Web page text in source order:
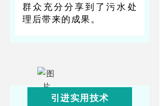
群众充分分享到了污水处
理后带来的成果。
引进实用技术